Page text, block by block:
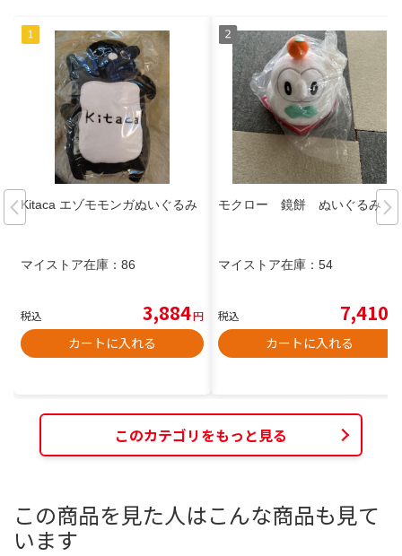
Kitaca エゾモモンガぬいぐるみ
マイストア在庫： 86
税込 3,884円
カートに入れる
モクロー 鏡餅 ぬいぐるみ
マイストア在庫： 54
税込 7,410
カートに入れる
このカテゴリをもっと見る
この商品を見た人はこんな商品も見て
います